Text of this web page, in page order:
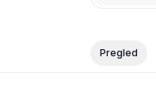
Pregled